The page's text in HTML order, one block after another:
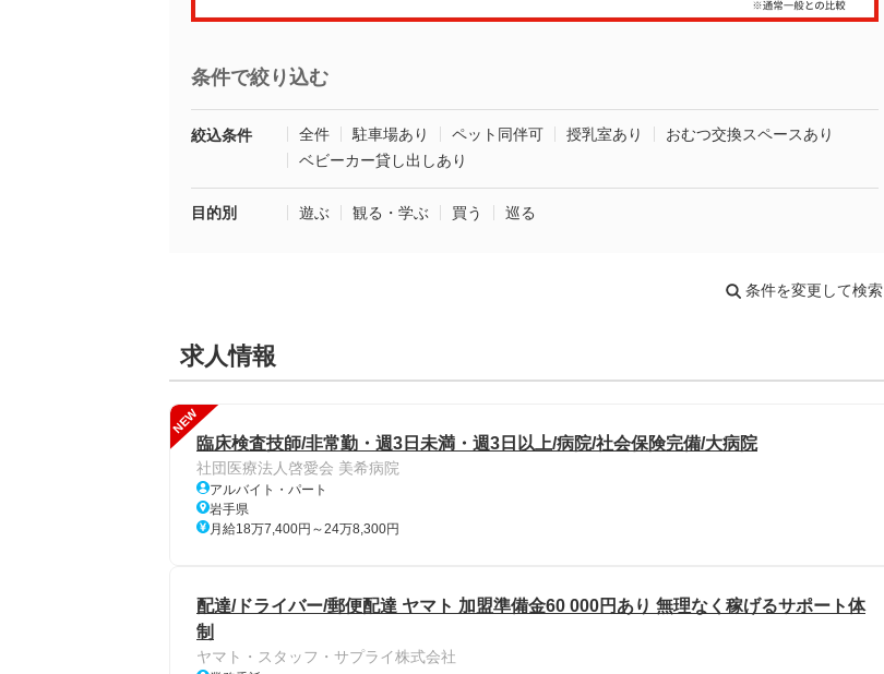
条件で絞り込む
絞込条件 全件 駐車場あり ペット同伴可 授乳室あり
おむつ交換スペースあり
ベビーカー貸し出しあり
目的別 遊ぶ 観る・学ぶ 買う 巡る
条件を変更して検索
求人情報
NEW
臨床検査技師/非常勤・週3日未満・週3日以上/病院/社会保険完備/大病院
社団医療法人啓愛会 美希病院
アルバイト・パート
岩手県
月給18万7,400円～24万8,300円
配達/ドライバー/郵便配達 ヤマト 加盟準備金60 000円あり 無理なく稼げるサポート体
制
ヤマト・スタッフ・サプライ株式会社